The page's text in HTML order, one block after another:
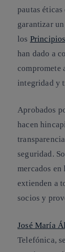
pautas
garantizar
los
han dado a
compromete
integridad y
Aprobados
hacen
seguridad.
mercados
extienden a
socios y
José María
Telefónica,